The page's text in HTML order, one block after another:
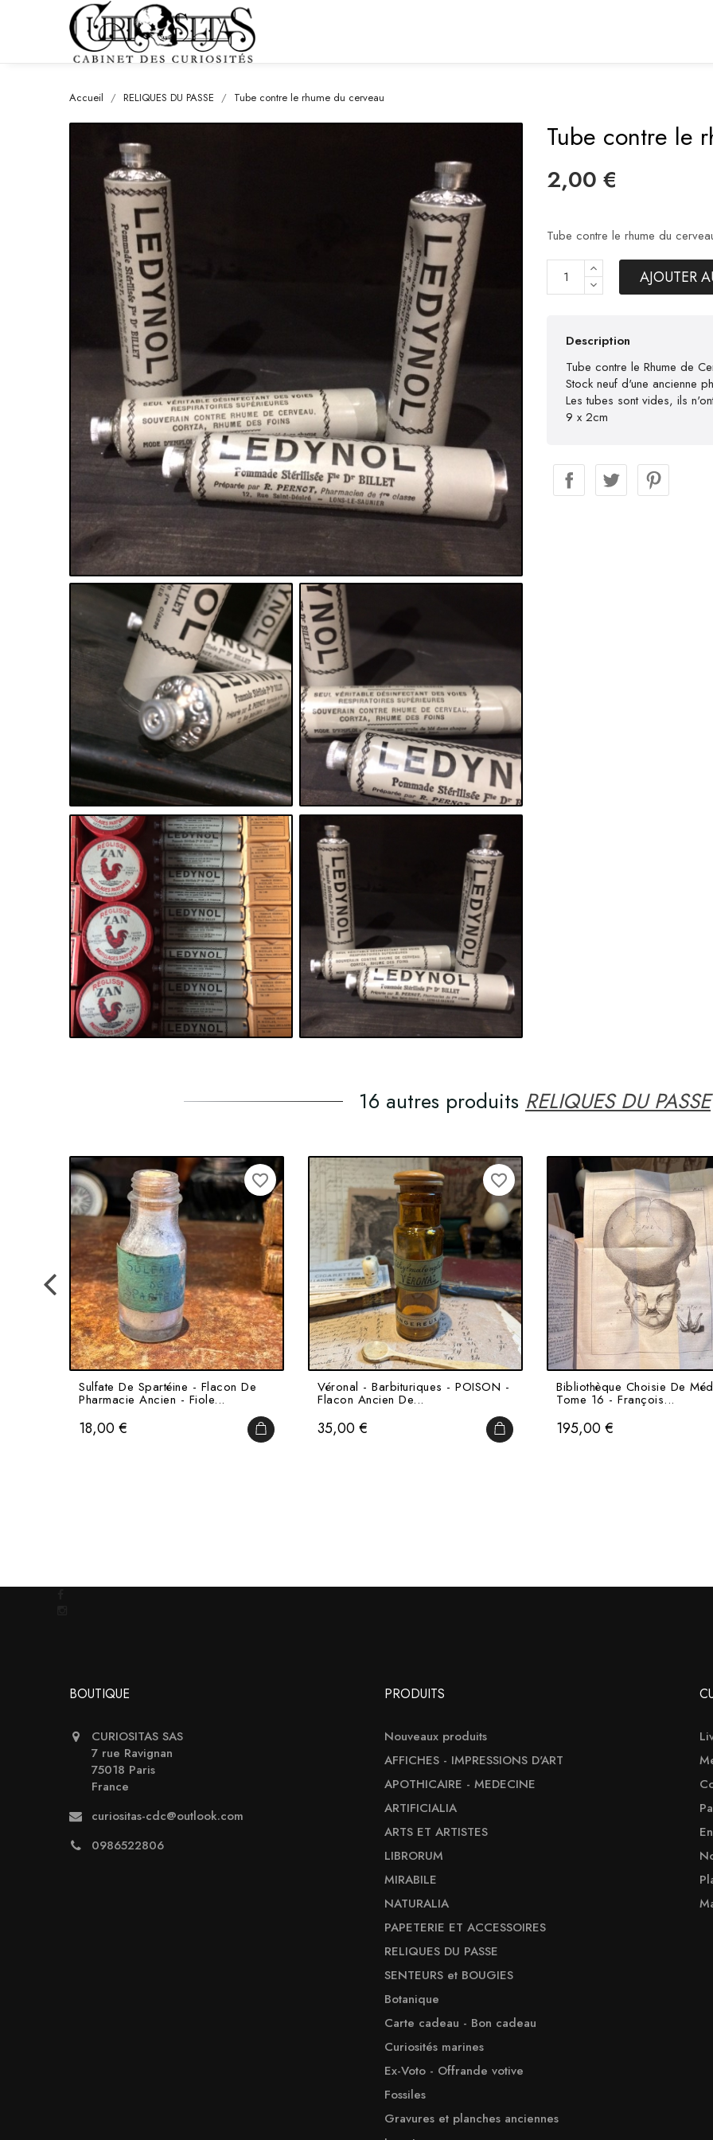
Accueil RELIQUES DU PASSE Tube contre le rhume du cerveau
Tube contre le
2,00 €
Tube contre le rhume du
AJOUTER
Description
Tube contre le Rhume de
Stock neuf d'une ancienne
Les tubes sont vides, ils
9 x 2cm
16 autres produits RELIQUES DU PASSE
Sulfate De Spartéine - Flacon De
Pharmacie Ancien - Fiole...
Prix
18,00 € AJOUTER AU PANIER
favorite_border
Véronal - Barbituriques - POISON -
Flacon Ancien De...
Prix
35,00 € AJOUTER AU PANIER
favorite_border
Bibliothèque Choisie De
Tome 16 - François...
Prix
195,00 €
BOUTIQUE
CURIOSITAS SAS
7 rue Ravignan
75018 Paris
France
curiositas-cdc@outlook.com
0986522806
PRODUITS
Nouveaux produits
AFFICHES - IMPRESSIONS D'ART
APOTHICAIRE - MEDECINE
ARTIFICIALIA
ARTS ET ARTISTES
LIBRORUM
MIRABILE
NATURALIA
PAPETERIE ET ACCESSOIRES
RELIQUES DU PASSE
SENTEURS et BOUGIES
Botanique
Carte cadeau - Bon cadeau
Curiosités marines
Ex-Voto - Offrande votive
Fossiles
Gravures et planches anciennes